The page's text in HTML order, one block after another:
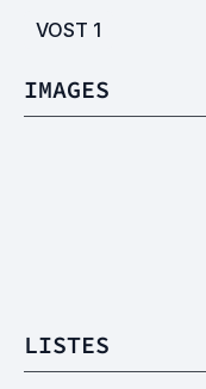
VOST 1
IMAGES
LISTES